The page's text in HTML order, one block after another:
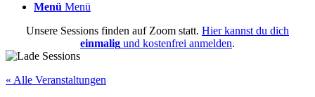
Menü Menü
Unsere Sessions finden auf Zoom statt. Hier kannst du dich
einmalig und kostenfrei anmelden.
« Alle Veranstaltungen